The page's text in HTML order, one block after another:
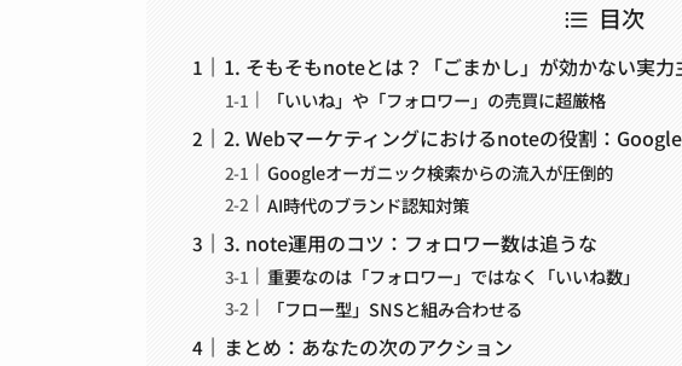
目次
1. そもそもnoteとは？「ごまかし」が効かない実力
「いいね」や「フォロワー」の売買に超厳格
2. Webマーケティングにおけるnoteの役割：
Googleオーガニック検索からの流入が圧倒的
AI時代のブランド認知対策
3. note運用のコツ：フォロワー数は追うな
重要なのは「フォロワー」ではなく「いいね数」
「フロー型」SNSと組み合わせる
まとめ：あなたの次のアクション